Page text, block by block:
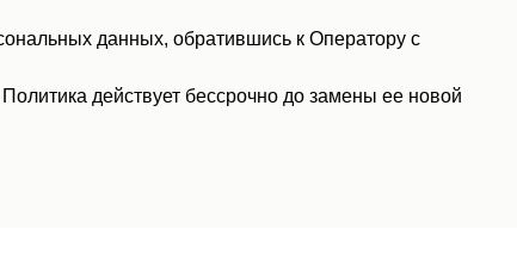
данных, обратившись к Оператору с
действует бессрочно до замены ее новой